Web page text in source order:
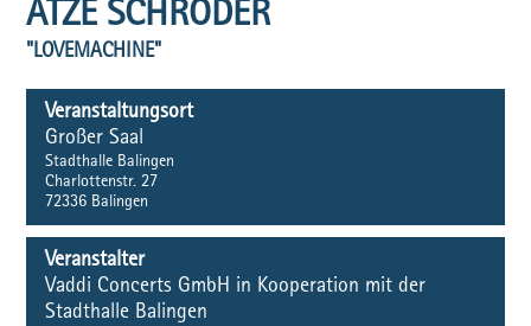
ATZE SCHRÖDER
"LOVEMACHINE"
Veranstaltungsort
Großer Saal
Stadthalle Balingen
Charlottenstr. 27
72336 Balingen
Veranstalter
Vaddi Concerts GmbH in Kooperation mit der
Stadthalle Balingen